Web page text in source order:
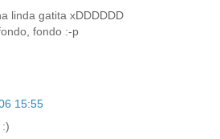
linda gatita xDDDDDD
fondo :-p
15:55